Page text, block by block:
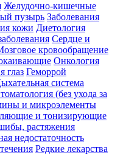
Желудочно-кишечные
пузырь Заболевания
кожи Диетология
Сердце и
кровообращение
Онкология
глаз Геморрой
система
(без ухода за
и микроэлементы
и тонизирующие
растяжения
недостаточность
Редкие лекарства